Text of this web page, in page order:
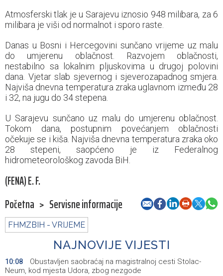
Atmosferski tlak je u Sarajevu iznosio 948 milibara, za 6
milibara je viši od normalnot i sporo raste.
Danas u Bosni i Hercegovini sunčano vrijeme uz malu
do umjerenu oblačnost. Razvojem oblačnosti,
nestabilno sa lokalnim pljuskovima u drugoj polovini
dana. Vjetar slab sjevernog i sjeverozapadnog smjera.
Najviša dnevna temperatura zraka uglavnom između 28
i 32, na jugu do 34 stepena.
U Sarajevu sunčano uz malu do umjerenu oblačnost.
Tokom dana, postupnim povećanjem oblačnosti
očekuje se i kiša. Najviša dnevna temperatura zraka oko
28 stepeni, saopćeno je iz Federalnog
hidrometeorološkog zavoda BiH.
(FENA) E. F.
Početna > Servisne informacije
FHMZBIH - VRIJEME
NAJNOVIJE VIJESTI
10:08
Obustavljen saobraćaj na magistralnoj cesti Stolac-
Neum, kod mjesta Udora, zbog nezgode